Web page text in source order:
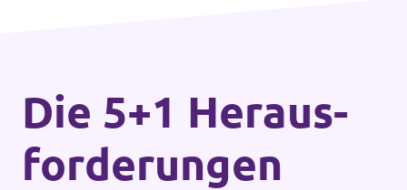
Die 5+1 Heraus­
forderungen